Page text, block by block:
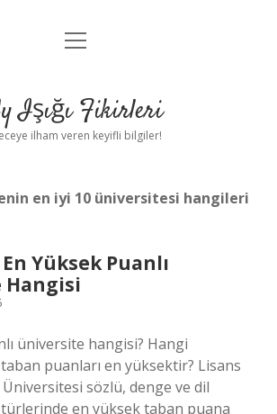
Anasayfa
Yasal Uyarı
menüyü
Işığı Fikirleri
ilham veren keyifli bilgiler!
en iyi 10 üniversitesi hangileri
Yüksek Puanlı
üniversite hangisi? Hangi
puanları en yüksektir? Lisans
sözlü, denge ve dil
en yüksek taban puana